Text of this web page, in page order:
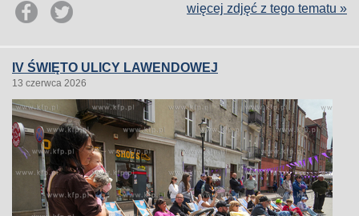
więcej zdjęć z tego tematu »
IV ŚWIĘTO ULICY LAWENDOWEJ
13 czerwca 2026